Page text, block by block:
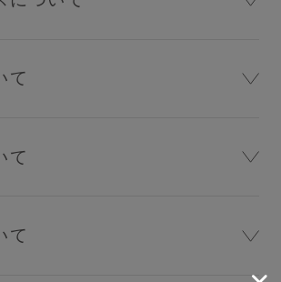
て
て
て